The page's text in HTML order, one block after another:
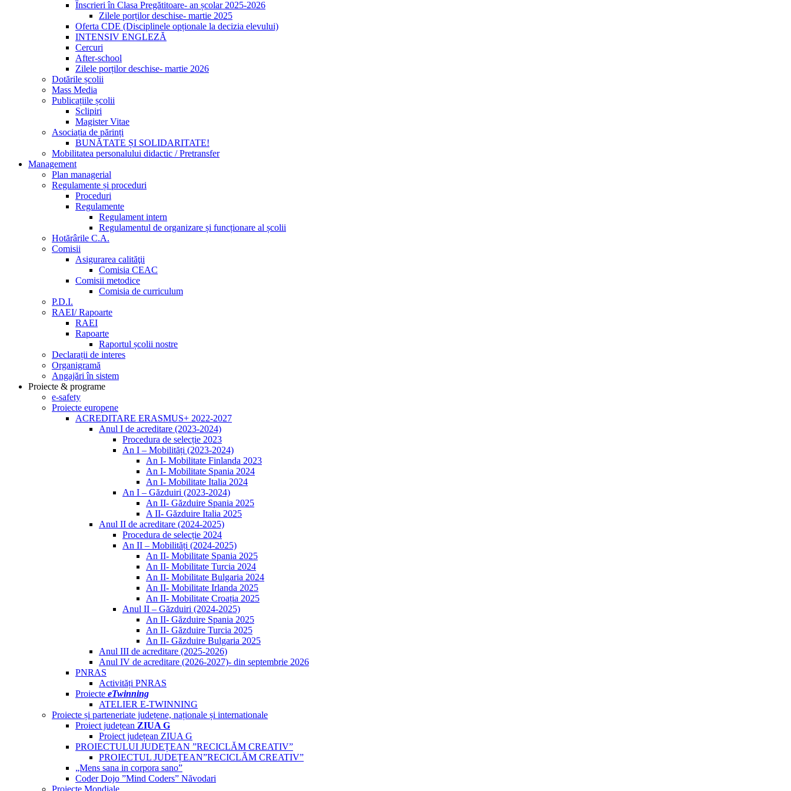
Înscrieri în Clasa Pregătitoare- an școlar 2025-2026
Zilele porților deschise- martie 2025
Oferta CDE (Disciplinele opționale la decizia elevului)
INTENSIV ENGLEZĂ
Cercuri
After-school
Zilele porților deschise- martie 2026
Dotările școlii
Mass Media
Publicațiile școlii
Sclipiri
Magister Vitae
Asociația de părinți
BUNĂTATE ȘI SOLIDARITATE!
Mobilitatea personalului didactic / Pretransfer
Management
Plan managerial
Regulamente și proceduri
Proceduri
Regulamente
Regulament intern
Regulamentul de organizare și funcționare al școlii
Hotărârile C.A.
Comisii
Asigurarea calităţii
Comisia CEAC
Comisii metodice
Comisia de curriculum
P.D.I.
RAEI/ Rapoarte
RAEI
Rapoarte
Raportul școlii nostre
Declarații de interes
Organigramă
Angajări în sistem
Proiecte & programe
e-safety
Proiecte europene
ACREDITARE ERASMUS+ 2022-2027
Anul I de acreditare (2023-2024)
Procedura de selecție 2023
An I – Mobilități (2023-2024)
An I- Mobilitate Finlanda 2023
An I- Mobilitate Spania 2024
An I- Mobilitate Italia 2024
An I – Găzduiri (2023-2024)
An II- Găzduire Spania 2025
A II- Găzduire Italia 2025
Anul II de acreditare (2024-2025)
Procedura de selecție 2024
An II – Mobilități (2024-2025)
An II- Mobilitate Spania 2025
An II- Mobilitate Turcia 2024
An II- Mobilitate Bulgaria 2024
An II- Mobilitate Irlanda 2025
An II- Mobilitate Croația 2025
Anul II – Găzduiri (2024-2025)
An II- Găzduire Spania 2025
An II- Găzduire Turcia 2025
An II- Găzduire Bulgaria 2025
Anul III de acreditare (2025-2026)
Anul IV de acreditare (2026-2027)- din septembrie 2026
PNRAS
Activități PNRAS
Proiecte eTwinning
ATELIER E-TWINNING
Proiecte și parteneriate județene, naționale și internationale
Proiect județean ZIUA G
Proiect județean ZIUA G
PROIECTULUI JUDEȚEAN ”RECICLĂM CREATIV”
PROIECTUL JUDEȚEAN”RECICLĂM CREATIV”
„Mens sana in corpora sano”
Coder Dojo ”Mind Coders” Năvodari
Proiecte Mondiale